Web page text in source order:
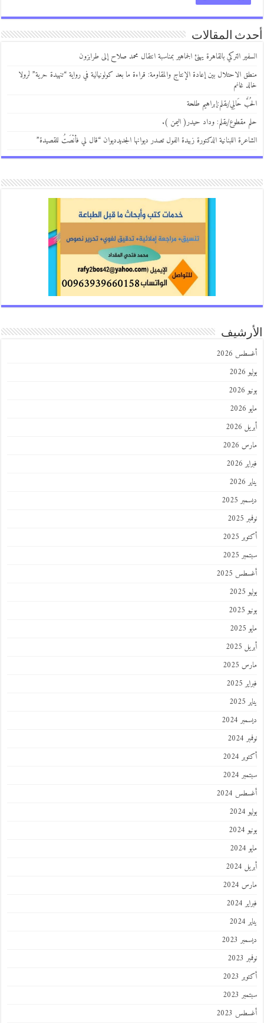
المقالات
التركي بالقاهرة يهنئ الجماهير بمناسبة انتقال محمد صلاح إلى طرابزون
الاحتلال بين إعادة الإنتاج والمقاومة: قراءة ما بعد كولونيالية في رواية “تنهيدة حرية” لرولا
غانم
حَالِي/بقلم:إبراهيم طلحة
مقطوع/بقلم: وداد حيدر( اليمن ).
اللبنانية الدكتورة زبيدة الفول تصدر ديوانها الجديدديوان “قال لي فأنْصَتُ للقصيدة”
2026
2026
2025
2025
2025
2025
2025
2024
2024
2024
2024
2024
2023
2023
2023
2023